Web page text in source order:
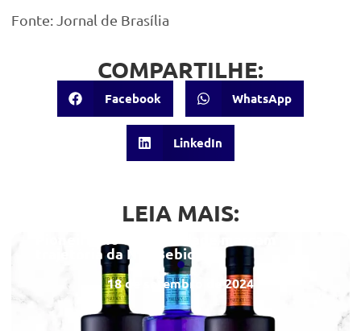
Fonte: Jornal de Brasília
COMPARTILHE:
Facebook WhatsApp
LinkedIn
LEIA MAIS:
Pioneirismo e criatividade marcam
trajetória da NIB Bebidas
18 de setembro de 2024